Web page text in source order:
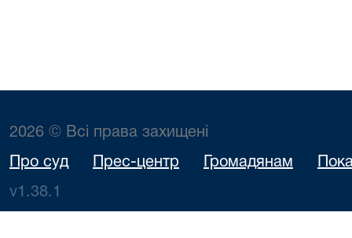
2026 © Всі права захищені
Про суд Прес-центр Громадянам
v1.38.1